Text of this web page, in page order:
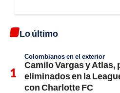
Lo último
Colombianos en el exterior
Camilo Vargas y Atlas,
eliminados en la
con Charlotte FC